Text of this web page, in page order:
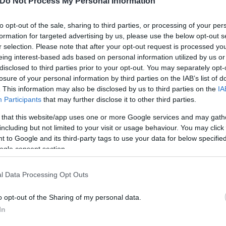
opt-out of the sale, sharing to third parties, or processing of your
for targeted advertising by us, please use the below opt-out
selection. Please note that after your opt-out request is processed
interest-based ads based on personal information utilized by us
to third parties prior to your opt-out. You may separately
of your personal information by third parties on the IAB’s list of
This information may also be disclosed by us to third parties on the
Participants that may further disclose it to other third parties.
that this website/app uses one or more Google services and may
but not limited to your visit or usage behaviour. You may
to Google and its third-party tags to use your data for below
consent section.
Data Processing Opt Outs
opt-out of the Sharing of my personal data.
Οντουμπαγιο, Τανούλης
Γεϊνί, Σαμπορίτ, Χόζεζ (62’ Γκλοχ) – Μπιτόν (62’
Γιοβάνοβιτς (66' Ζάχαβι), Κανιτσόβσκι
Μπίτον, Αλμόγκ, Ρίκαν, Νίνταμ, Καντίλ,